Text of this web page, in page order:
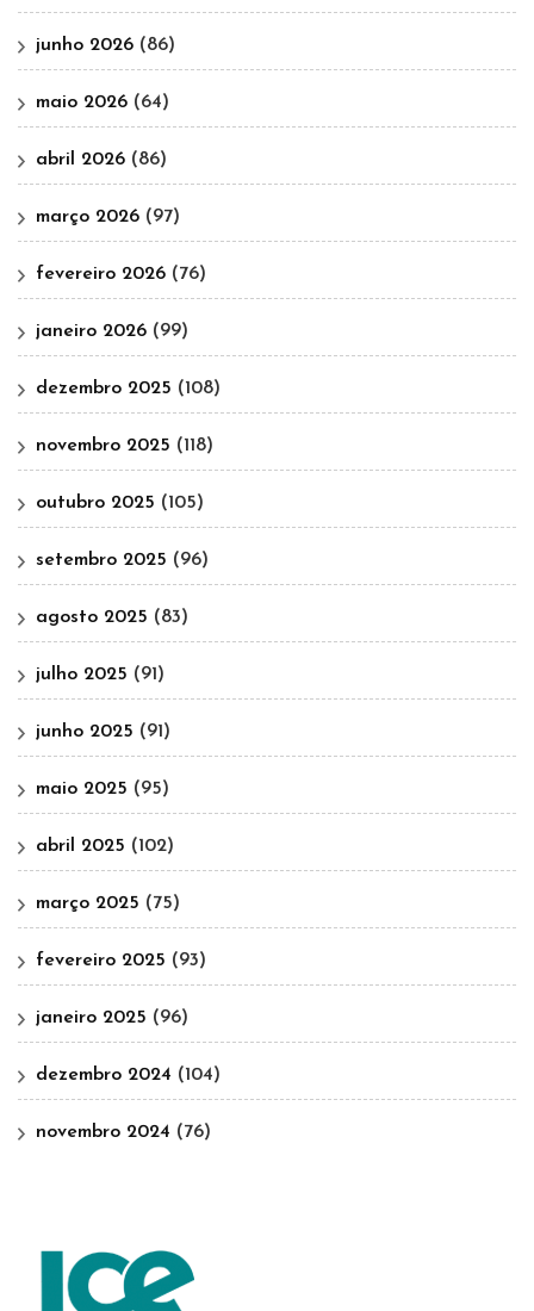
junho 2026 (86)
maio 2026 (64)
abril 2026 (86)
março 2026 (97)
fevereiro 2026 (76)
janeiro 2026 (99)
dezembro 2025 (108)
novembro 2025 (118)
outubro 2025 (105)
setembro 2025 (96)
agosto 2025 (83)
julho 2025 (91)
junho 2025 (91)
maio 2025 (95)
abril 2025 (102)
março 2025 (75)
fevereiro 2025 (93)
janeiro 2025 (96)
dezembro 2024 (104)
novembro 2024 (76)